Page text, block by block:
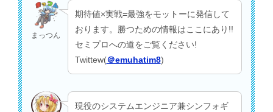
まっつん
期待値×実戦=最強をモットーに発信して
おります。勝つための情報はここにあり!!
セミプロへの道をご覧ください!
Twittew(＠emuhatim8)
現役のシステムエンジニア兼シンフォギ